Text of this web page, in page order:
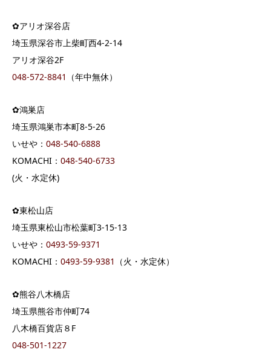
✿アリオ深谷店
埼玉県深谷市上柴町西4-2-14
アリオ深谷2F
048-572-8841
（年中無休）
✿鴻巣店
埼玉県鴻巣市本町8-5-26
いせや： 048-540-6888
KOMACHI： 048-540-6733
(火・水定休)
✿東松山店
埼玉県東松山市松葉町3-15-13
いせや： 0493-59-9371
KOMACHI： 0493-59-9381 （火・水定休）
✿熊谷八木橋店
埼玉県熊谷市仲町74
八木橋百貨店８F
048-501-1227